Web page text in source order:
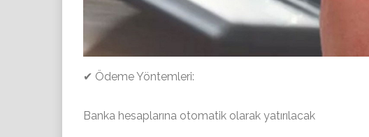
✔ Ödeme Yöntemleri:
Banka hesaplarına otomatik olarak yatırılacak